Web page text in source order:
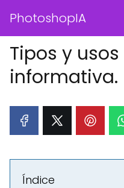
PhotoshopIA
Tipos y
informativa.
Índice